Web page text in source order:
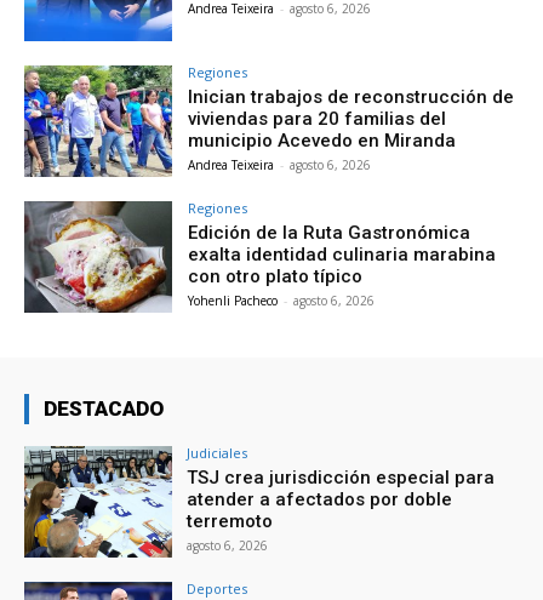
Andrea Teixeira - agosto 6, 2026
Regiones
Inician trabajos de reconstrucción de
viviendas para 20 familias del
municipio Acevedo en Miranda
Andrea Teixeira - agosto 6, 2026
Regiones
Edición de la Ruta Gastronómica
exalta identidad culinaria marabina
con otro plato típico
Yohenli Pacheco - agosto 6, 2026
DESTACADO
Judiciales
TSJ crea jurisdicción especial para
atender a afectados por doble
terremoto
agosto 6, 2026
Deportes